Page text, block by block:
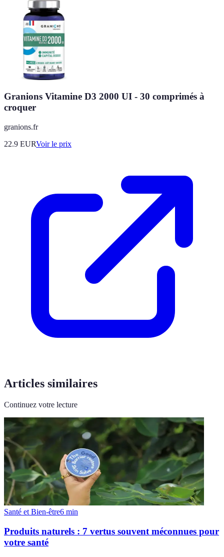
Granions Vitamine D3 2000 UI - 30 comprimés à
croquer
granions.fr
22.9 EURVoir le prix
Articles similaires
Continuez votre lecture
Santé et Bien-être6 min
Produits naturels : 7 vertus souvent méconnues pour
votre santé